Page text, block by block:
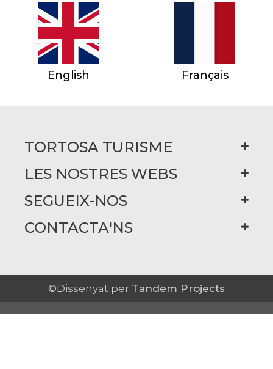
English Français
TORTOSA TURISME
LES NOSTRES WEBS
SEGUEIX-NOS
CONTACTA'NS
©Dissenyat per Tandem Projects